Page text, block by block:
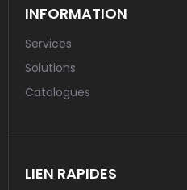
INFORMATION
Services
Solutions
Catalogues
LIEN RAPIDES